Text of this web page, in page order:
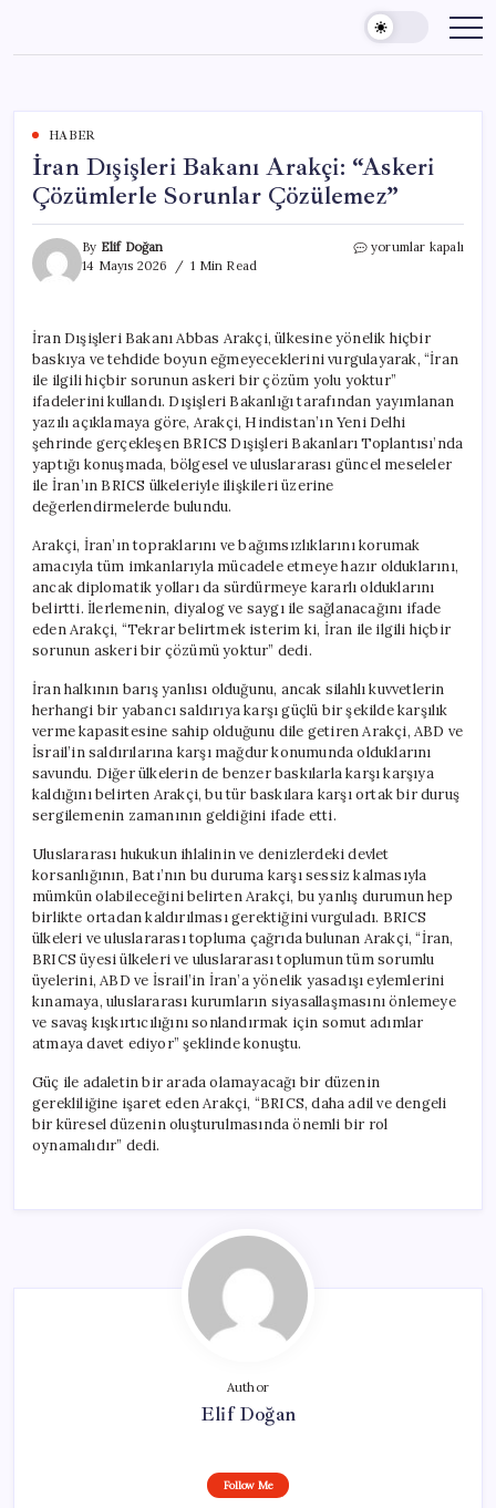
content
HABER
İran Dışişleri Bakanı Arakçi: “Askeri
Çözümlerle Sorunlar Çözülemez”
By Elif Doğan
14 Mayıs 2026
1 Min Read
İran
Çözümlerle
Sorunlar
Çözülemez”
için
yorumlar kapalı
İran Dışişleri Bakanı Abbas Arakçi, ülkesine yönelik hiçbir
baskıya ve tehdide boyun eğmeyeceklerini vurgulayarak, “İran
ile ilgili hiçbir sorunun askeri bir çözüm yolu yoktur”
ifadelerini kullandı. Dışişleri Bakanlığı tarafından yayımlanan
yazılı açıklamaya göre, Arakçi, Hindistan’ın Yeni Delhi
şehrinde gerçekleşen BRICS Dışişleri Bakanları Toplantısı’nda
yaptığı konuşmada, bölgesel ve uluslararası güncel meseleler
ile İran’ın BRICS ülkeleriyle ilişkileri üzerine
değerlendirmelerde bulundu.
Arakçi, İran’ın topraklarını ve bağımsızlıklarını korumak
amacıyla tüm imkanlarıyla mücadele etmeye hazır olduklarını,
ancak diplomatik yolları da sürdürmeye kararlı olduklarını
belirtti. İlerlemenin, diyalog ve saygı ile sağlanacağını ifade
eden Arakçi, “Tekrar belirtmek isterim ki, İran ile ilgili hiçbir
sorunun askeri bir çözümü yoktur” dedi.
İran halkının barış yanlısı olduğunu, ancak silahlı kuvvetlerin
herhangi bir yabancı saldırıya karşı güçlü bir şekilde karşılık
verme kapasitesine sahip olduğunu dile getiren Arakçi, ABD ve
İsrail’in saldırılarına karşı mağdur konumunda olduklarını
savundu. Diğer ülkelerin de benzer baskılarla karşı karşıya
kaldığını belirten Arakçi, bu tür baskılara karşı ortak bir duruş
sergilemenin zamanının geldiğini ifade etti.
Uluslararası hukukun ihlalinin ve denizlerdeki devlet
korsanlığının, Batı’nın bu duruma karşı sessiz kalmasıyla
mümkün olabileceğini belirten Arakçi, bu yanlış durumun hep
birlikte ortadan kaldırılması gerektiğini vurguladı. BRICS
ülkeleri ve uluslararası topluma çağrıda bulunan Arakçi, “İran,
BRICS üyesi ülkeleri ve uluslararası toplumun tüm sorumlu
üyelerini, ABD ve İsrail’in İran’a yönelik yasadışı eylemlerini
kınamaya, uluslararası kurumların siyasallaşmasını önlemeye
ve savaş kışkırtıcılığını sonlandırmak için somut adımlar
atmaya davet ediyor” şeklinde konuştu.
Güç ile adaletin bir arada olamayacağı bir düzenin
gerekliliğine işaret eden Arakçi, “BRICS, daha adil ve dengeli
bir küresel düzenin oluşturulmasında önemli bir rol
oynamalıdır” dedi.
Author
Elif Doğan
Follow Me